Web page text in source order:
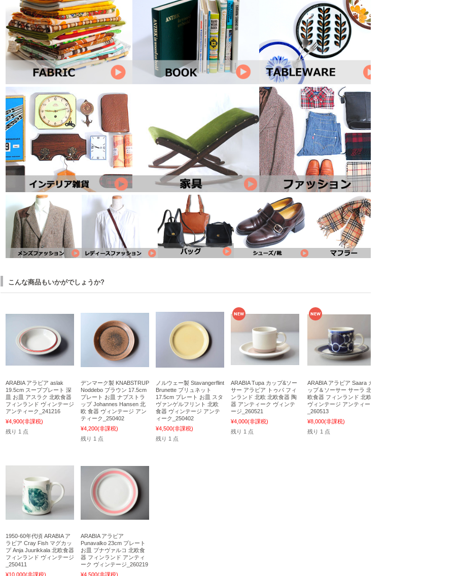
こんな商品もいかがでしょうか?
ARABIA アラビア aslak
19.5cm スーププレート 深
皿 お皿 アスラク 北欧食器
フィンランド ヴィンテージ
アンティーク_241216
¥4,900(非課税)
残り 1 点
デンマーク製 KNABSTRUP
Noddebo ブラウン 17.5cm
プレート お皿 ナブストラ
ップ Johannes Hansen 北
欧 食器 ヴィンテージ アン
ティーク_250402
¥4,200(非課税)
残り 1 点
ノルウェー製 Stavangerflint
Brunette ブリュネット
17.5cm プレート お皿 スタ
ヴァンゲルフリント 北欧
食器 ヴィンテージ アンテ
ィーク_250402
¥4,500(非課税)
残り 1 点
ARABIA Tupa カップ&ソー
サー アラビア トゥパ フィ
ンランド 北欧 北欧食器 陶
器 アンティーク ヴィンテ
ージ_260521
¥4,000(非課税)
残り 1 点
ARABIA アラビア Saara カ
ップ＆ソーサー サーラ 北
欧食器 フィンランド 北欧
ヴィンテージ アンティーク
_260513
¥8,000(非課税)
残り 1 点
1950-60年代頃 ARABIA ア
ラビア Cray Fish マグカッ
プ Anja Juurikkala 北欧食器
フィンランド ヴィンテージ
_250411
¥10,000(非課税)
ARABIA アラビア
Punavalko 23cm プレート
お皿 プナヴァルコ 北欧食
器 フィンランド アンティ
ーク ヴィンテージ_260219
¥4,500(非課税)